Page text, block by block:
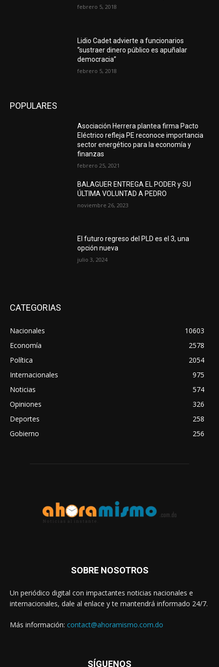
febrero 5, 2018
Lidio Cadet advierte a funcionarios
“sustraer dinero público es apuñalar
democracia”
febrero 5, 2018
POPULARES
Asociación Herrera plantea firma Pacto
Eléctrico refleja PE reconoce importancia
sector energético para la economía y
finanzas
febrero 25, 2021
BALAGUER ENTREGA EL PODER y SU
ÚLTIMA VOLUNTAD A PEDRO
noviembre 26, 2023
El futuro regreso del PLD es el 3, una
opción nueva
julio 3, 2024
CATEGORIAS
Nacionales
10603
Economía
2578
Política
2054
Internacionales
975
Noticias
574
Opiniones
326
Deportes
258
Gobierno
256
SOBRE NOSOTROS
Un periódico digital con impactantes noticias nacionales e
internacionales, dale al enlace y te mantendrá informado 24/7.
Más información: contact@ahoramismo.com.do
SÍGUENOS